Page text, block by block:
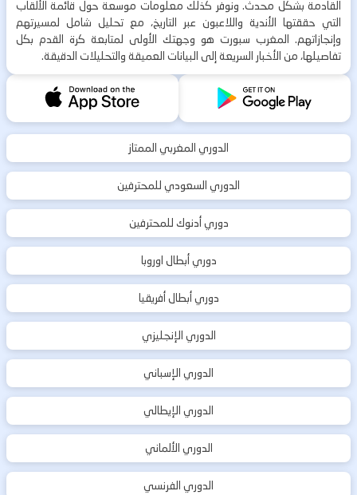
القادمة بشكل محدث. ونوفر كذلك معلومات موسعة حول قائمة الألقاب
التي حققتها الأندية واللاعبون عبر التاريخ، مع تحليل شامل لمسيرتهم
وإنجازاتهم. المغرب سبورت هو وجهتك الأولى لمتابعة كرة القدم بكل
تفاصيلها، من الأخبار السريعة إلى البيانات العميقة والتحليلات الدقيقة.
الدوري المغربي الممتاز
الدوري السعودي للمحترفين
دوري أدنوك للمحترفين
دوري أبطال اوروبا
دوري أبطال أفريقيا
الدوري الإنجليزي
الدوري الإسباني
الدوري الإيطالي
الدوري الألماني
الدوري الفرنسي